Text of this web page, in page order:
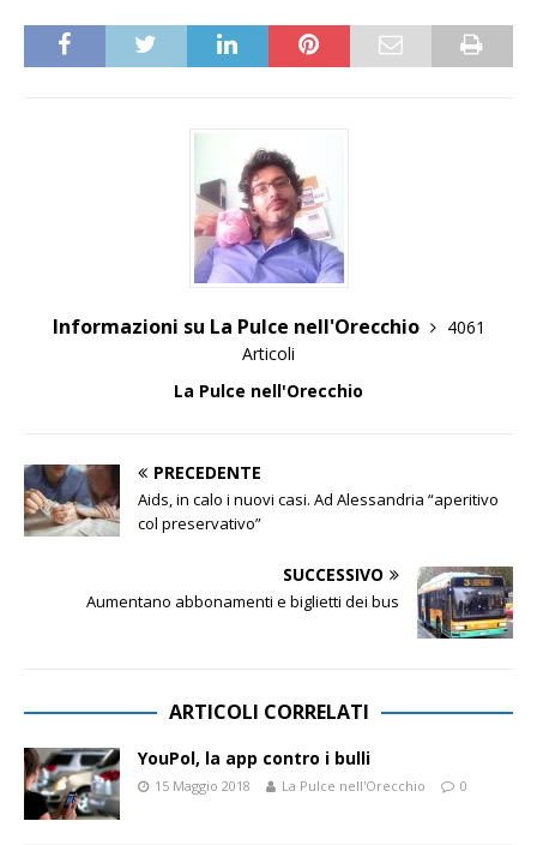
Informazioni su La Pulce nell'Orecchio
4061
Articoli
La Pulce nell'Orecchio
PRECEDENTE
Aids, in calo i nuovi casi. Ad Alessandria “aperitivo
col preservativo”
SUCCESSIVO
Aumentano abbonamenti e biglietti dei bus
ARTICOLI CORRELATI
YouPol, la app contro i bulli
15 Maggio 2018 La Pulce nell'Orecchio 0